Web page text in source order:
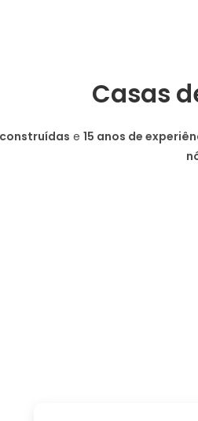
Casas
e 15 anos de